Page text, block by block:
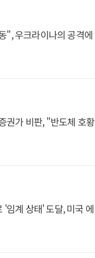
", 우크라이나의 공격에
권가 비판, "반도체 호황
임계 상태' 도달, 미국 에